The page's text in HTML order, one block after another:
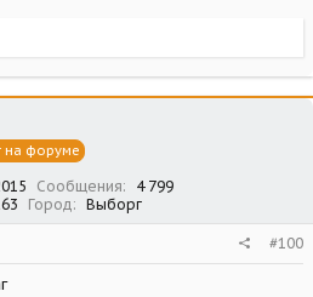
на форуме
Сообщения
4 799
Город Выборг
#100